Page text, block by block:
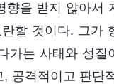
을 받지 않아서
할 것이다. 그가
가는 사태와 성질
공격적이고 판단